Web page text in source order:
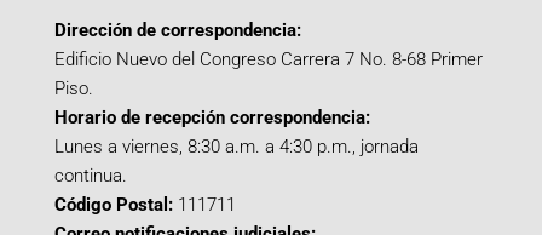
Dirección de correspondencia:
Edificio Nuevo del Congreso Carrera 7 No. 8-68 Primer
Piso.
Horario de recepción correspondencia:
Lunes a viernes, 8:30 a.m. a 4:30 p.m., jornada
continua.
Código Postal: 111711